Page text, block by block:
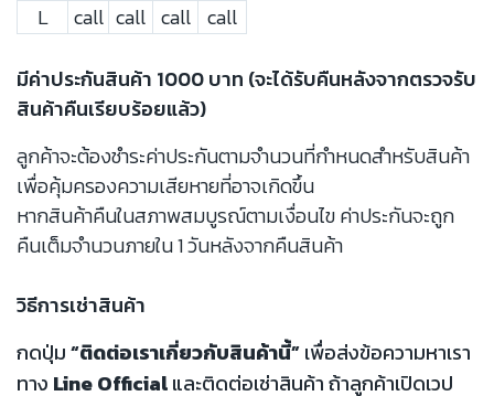
L
call call call call
มีค่าประกันสินค้า 1000 บาท (จะได้รับคืนหลังจากตรวจรับ
สินค้าคืนเรียบร้อยแล้ว)
ลูกค้าจะต้องชำระค่าประกันตามจำนวนที่กำหนดสำหรับสินค้า
เพื่อคุ้มครองความเสียหายที่อาจเกิดขึ้น
หากสินค้าคืนในสภาพสมบูรณ์ตามเงื่อนไข ค่าประกันจะถูก
คืนเต็มจำนวนภายใน 1 วันหลังจากคืนสินค้า
วิธีการเช่าสินค้า
กดปุ่ม“ติดต่อเราเกี่ยวกับสินค้านี้”เพื่อส่งข้อความหาเรา
ทาง Line Officialและติดต่อเช่าสินค้า ถ้าลูกค้าเปิดเวป